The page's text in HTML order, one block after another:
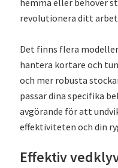
hemma eller behöver
revolutionera ditt
Det finns flera
hantera kortare och
och mer robusta
passar dina specifika
avgörande för att
effektiviteten och din
Effektiv